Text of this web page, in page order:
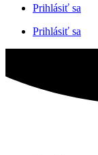
Prihlásiť sa
Prihlásiť sa